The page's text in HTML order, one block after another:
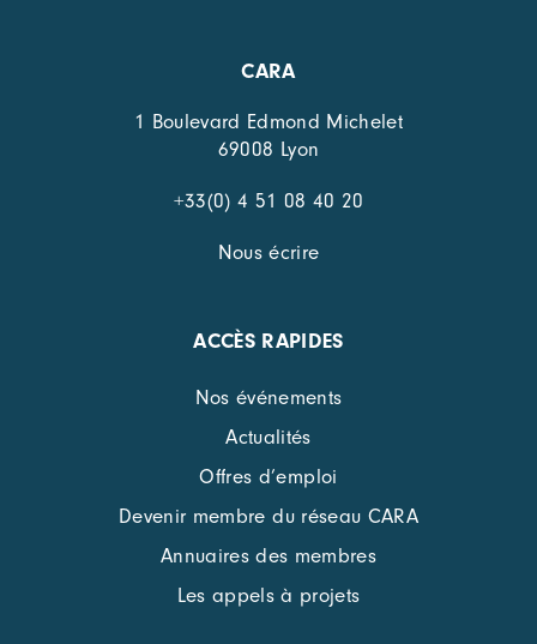
CARA
1 Boulevard Edmond Michelet
69008 Lyon
+33(0) 4 51 08 40 20
Nous écrire
ACCÈS RAPIDES
Nos événements
Actualités
Offres d’emploi
Devenir membre du réseau CARA
Annuaires des membres
Les appels à projets